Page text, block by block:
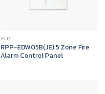
FCP
RPP-EDW05B(JE) 5 Zone Fire
Alarm Control Panel